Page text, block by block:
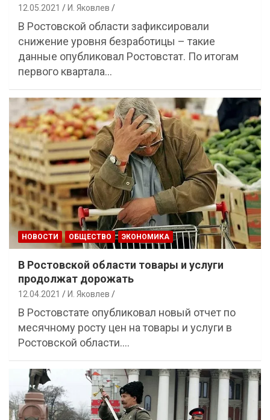
12.05.2021 И. Яковлев
В Ростовской области зафиксировали
снижение уровня безработицы – такие
данные опубликовал Ростовстат. По итогам
первого квартала…
НОВОСТИ ОБЩЕСТВО ЭКОНОМИКА
В Ростовской области товары и услуги
продолжат дорожать
12.04.2021 И. Яковлев
В Ростовстате опубликовал новый отчет по
месячному росту цен на товары и услуги в
Ростовской области.…